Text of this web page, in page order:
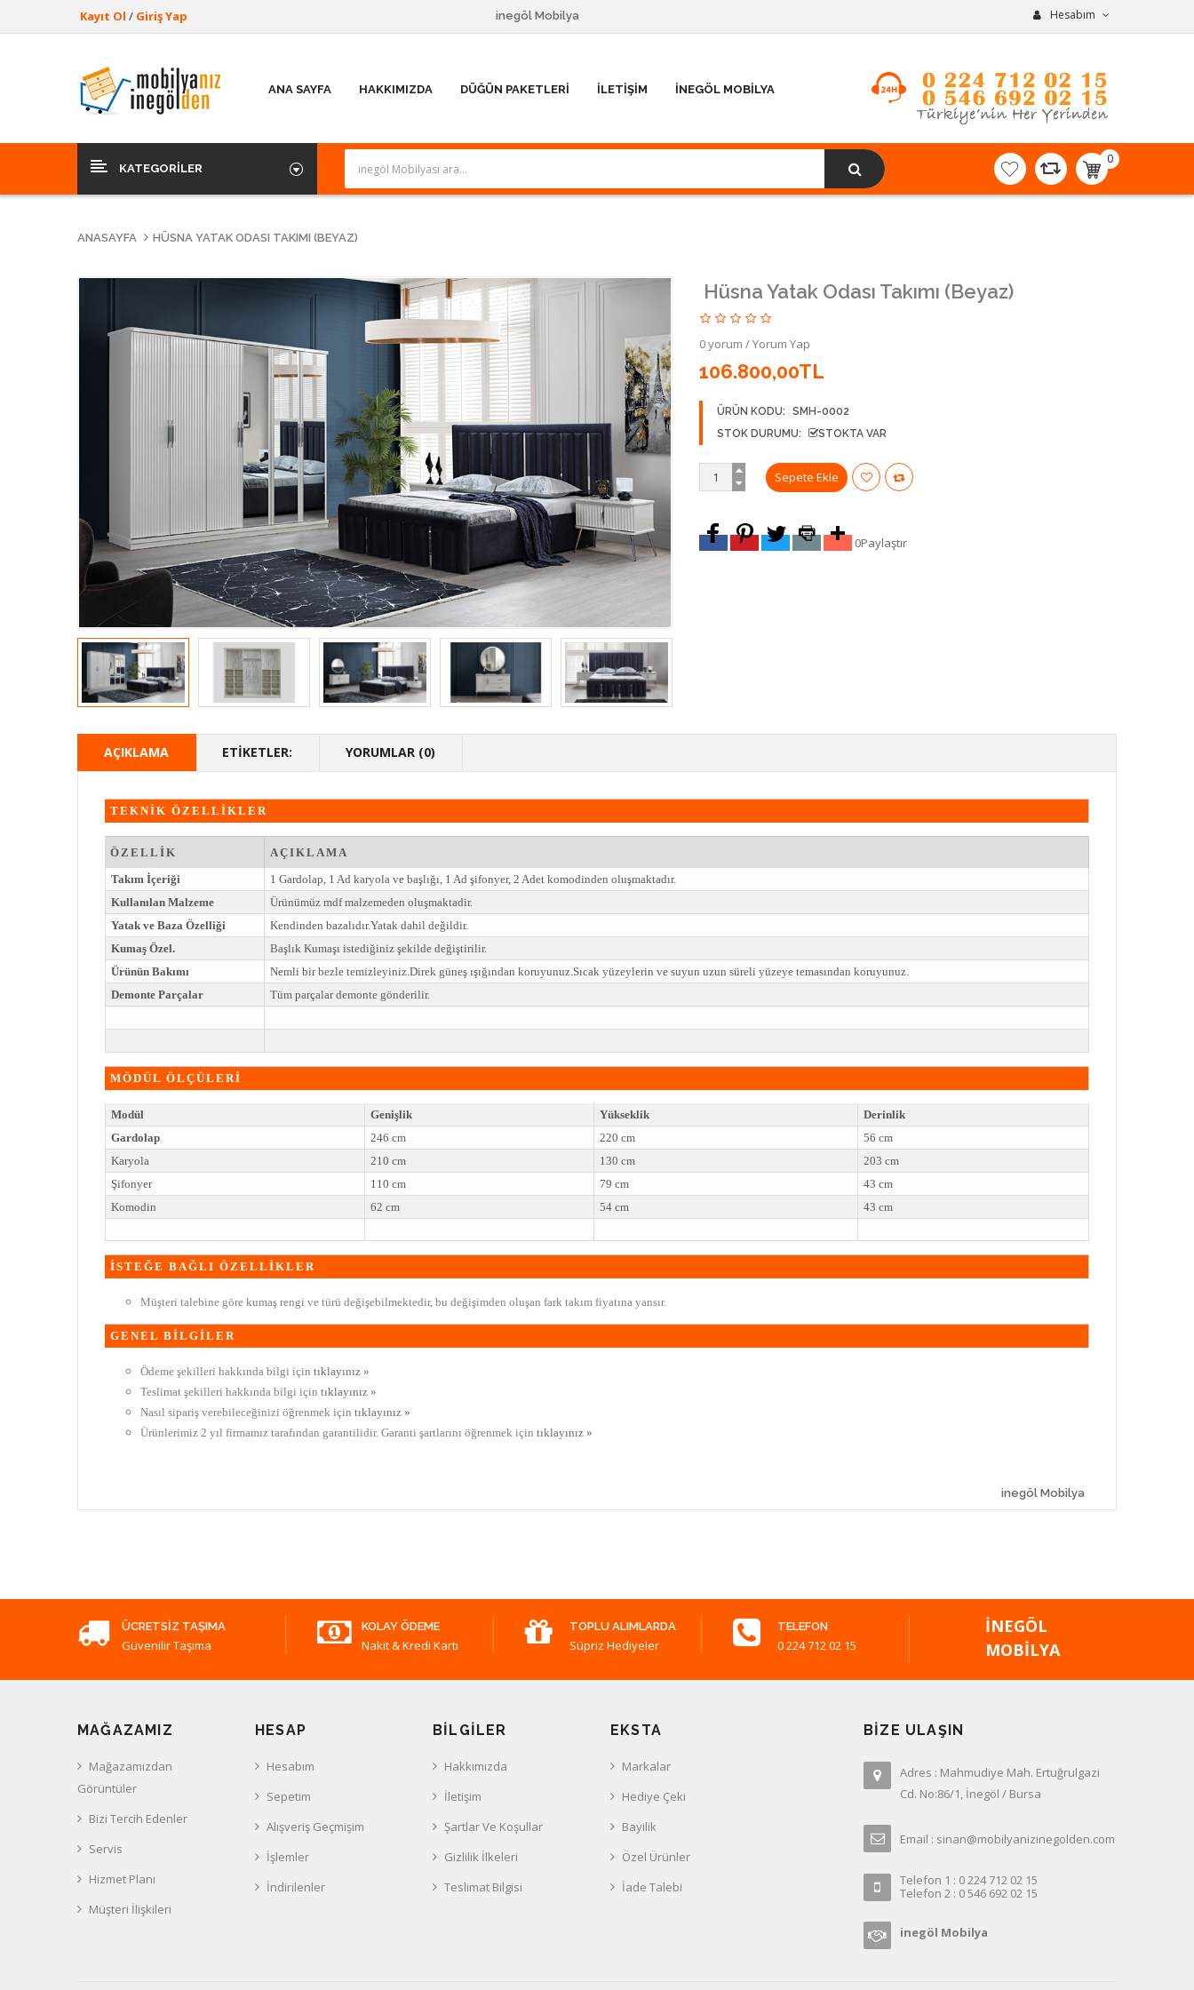
inegöl Mobilya
Kayıt Ol / Giriş Yap Hesabım
ANA SAYFA HAKKIMIZDA DÜĞÜN PAKETLERI İLETIŞIM İNEGÖL MOBILYA
KATEGORILER
0
item(s)
-
ANASAYFA HÜSNA YATAK ODASI TAKIMI (BEYAZ)
Hüsna Yatak Odası Takımı (Beyaz)
0 yorum /Yorum Yap
106.800,00TL
ÜRÜN KODU:
SMH-0002
STOK DURUMU:
STOKTA VAR
0Paylaştır
AÇIKLAMA ETIKETLER: YORUMLAR (0)
TEKNİK ÖZELLİKLER
ÖZELLİK
AÇIKLAMA
Takım İçeriği
1 Gardolap, 1 Ad karyola ve başlığı, 1 Ad şifonyer, 2 Adet komodinden oluşmaktadır.
Kullanılan Malzeme
Ürünümüz mdf malzemeden oluşmaktadir.
Yatak ve Baza Özelliği
Kendinden bazalıdır.Yatak dahil değildir.
Kumaş Özel.
Başlık Kumaşı istediğiniz şekilde değiştirilir.
Ürünün Bakımı
Nemli bir bezle temizleyiniz.Direk güneş ışığından koruyunuz.Sıcak yüzeylerin ve suyun uzun süreli yüzeye temasından koruyunuz.
Demonte Parçalar
Tüm parçalar demonte gönderilir.
MÖDÜL ÖLÇÜLERİ
Modül Genişlik Yükseklik
Derinlik
Gardolap
246 cm 220 cm
56 cm
Karyola
210 cm 130 cm
203 cm
Şifonyer
110 cm 79 cm
43 cm
Komodin
62 cm 54 cm 43 cm
İSTEĞE BAĞLI ÖZELLİKLER
Müşteri talebine göre kumaş rengi ve türü değişebilmektedir, bu değişimden oluşan fark takım fiyatına yansır.
GENEL BİLGİLER
Ödeme şekilleri hakkında bilgi için tıklayınız »
Teslimat şekilleri hakkında bilgi için tıklayınız »
Nasıl sipariş verebileceğinizi öğrenmek için tıklayınız »
Ürünlerimiz 2 yıl firmamız tarafından garantilidir. Garanti şartlarını öğrenmek için tıklayınız »
inegöl Mobilya
ÜCRETSIZ TAŞIMA
Güvenilir Taşıma
KOLAY ÖDEME
Nakit & Kredi Kartı
TOPLU ALIMLARDA
Süpriz Hediyeler
TELEFON
0 224 712 02 15
İNEGÖL
MOBILYA
MAĞAZAMIZ
Mağazamızdan
Görüntüler
Bizi Tercih Edenler
Servis
Hizmet Planı
Müşteri İlişkileri
HESAP
Hesabım
Sepetim
Alışveriş Geçmişim
İşlemler
İndirilenler
BILGILER
Hakkımızda
İletişim
Şartlar Ve Koşullar
Gizlilik İlkeleri
Teslimat Bilgisi
EKSTA
Markalar
Hediye Çeki
Bayilik
Özel Ürünler
İade Talebi
BIZE ULAŞIN
Adres : Mahmudiye Mah. Ertuğrulgazi
Cd. No:86/1, İnegöl / Bursa
Email : sinan@mobilyanizinegolden.com
Telefon 1 : 0 224 712 02 15
Telefon 2 : 0 546 692 02 15
inegöl Mobilya